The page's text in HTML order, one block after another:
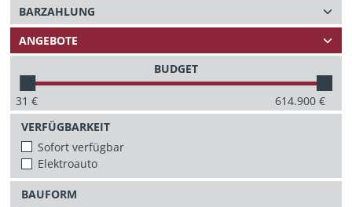
BUDGET
31 € 614.900€
VERFÜGBARKEIT
Sofort verfügbar
Elektroauto
BAUFORM